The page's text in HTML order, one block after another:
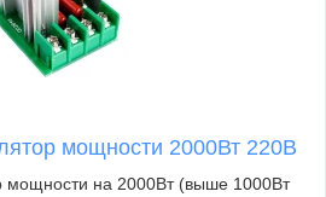
мощности 2000Вт 220В
мощности на 2000Вт (выше 1000Вт